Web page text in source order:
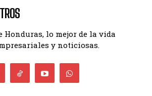
Honduras, lo mejor de la vida
y noticiosas.